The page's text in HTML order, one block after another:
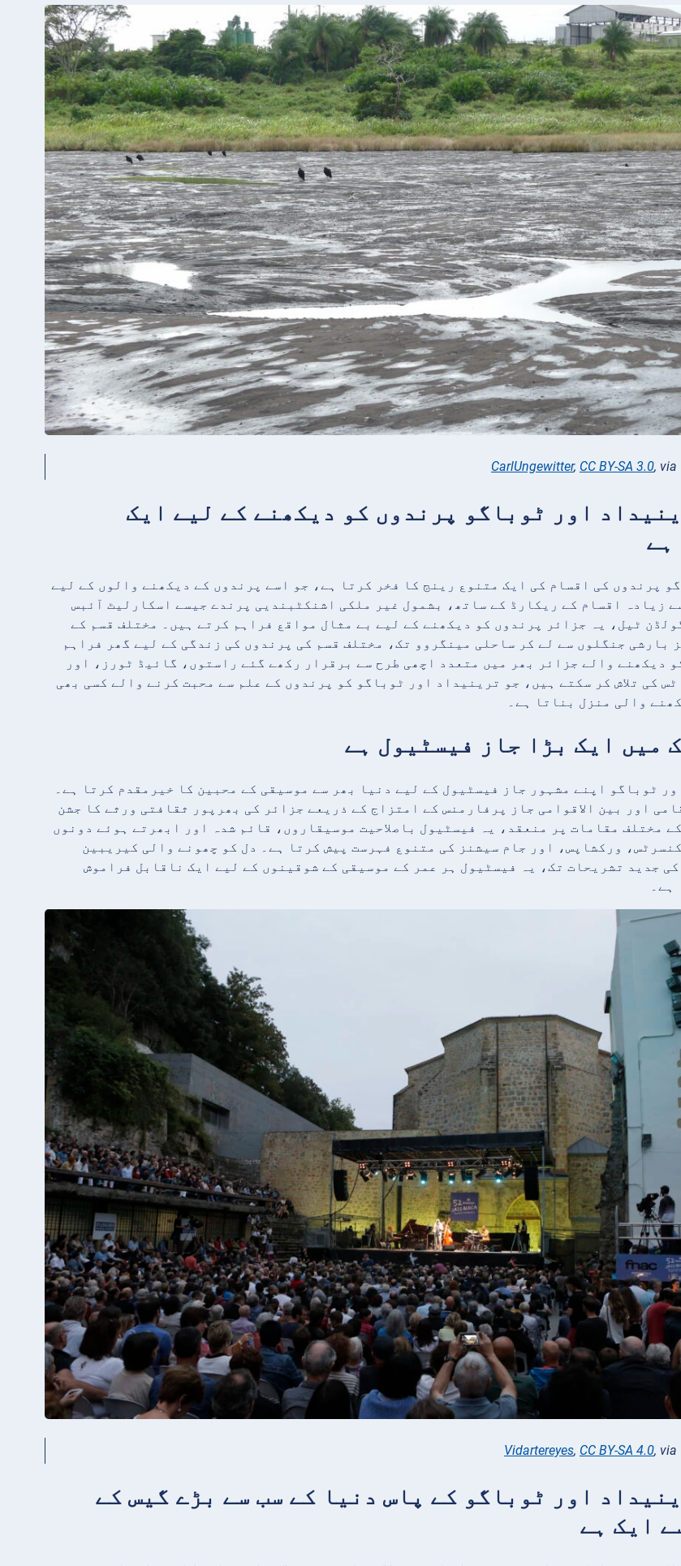
CarlUngewitter, CC BY-SA 3.0, via
2: ترینیداد اور ٹوباگو پرندوں کو دیکھنے کے لیے ایک
ہے
پرندوں کی اقسام کی ایک متنوع رینج کا فخر کرتا ہے، جو اسے پرندوں کے دیکھنے والوں کے لیے
بناتا ہے۔ 460 سے زیادہ اقسام کے ریکارڈ کے ساتھ، بشمول غیر ملکی اشنکٹبندیی پرندے جیسے اسکارلیٹ آئبس
ٹیل، یہ جزائر پرندوں کو دیکھنے کے لیے بے مثال مواقع فراہم کرتے ہیں۔ مختلف قسم کے
بارشی جنگلوں سے لے کر ساحلی مینگروو تک، مختلف قسم کی پرندوں کی زندگی کے لیے گھر فراہم
دیکھنے والے جزائر بھر میں متعدد اچھی طرح سے برقرار رکھے گئے راستوں، گائیڈ ٹورز، اور
کی تلاش کر سکتے ہیں، جو ترینیداد اور ٹوباگو کو پرندوں کے علم سے محبت کرنے والے کسی بھی
والی منزل بناتا ہے۔
ٹوباگو اپنے مشہور جاز فیسٹیول کے لیے دنیا بھر سے موسیقی کے محبین کا خیرمقدم کرتا ہے۔
اور بین الاقوامی جاز پرفارمنس کے امتزاج کے ذریعے جزائر کی بھرپور ثقافتی ورثے کا جشن
مختلف مقامات پر منعقد، یہ فیسٹیول باصلاحیت موسیقاروں، قائم شدہ اور ابھرتے ہوئے دونوں
ورکشاپس، اور جام سیشنز کی متنوع فہرست پیش کرتا ہے۔ دل کو چھونے والی کیریبین
جدید تشریحات تک، یہ فیسٹیول ہر عمر کے موسیقی کے شوقینوں کے لیے ایک ناقابل فراموش
Vidartereyes, CC BY-SA 4.0, via
4: ترینیداد اور ٹوباگو کے پاس دنیا کے سب سے بڑے گیس کے
ایک ہے